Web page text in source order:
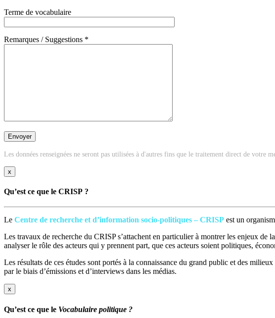
Terme de vocabulaire
Remarques / Suggestions *
Les données renseignées ne seront pas utilisées à d'autres fins que le traitement direct de votre
x
Qu’est ce que le CRISP ?
Le Centre de recherche et d’information socio-politiques – CRISP est un
Les travaux de recherche du CRISP s’attachent en particulier à montrer les enjeux de
analyser le rôle des acteurs qui y prennent part, que ces acteurs soient politiques,
Les résultats de ces études sont portés à la connaissance du grand public et des
par le biais d’émissions et d’interviews dans les médias.
x
Qu’est ce que le Vocabulaire politique ?